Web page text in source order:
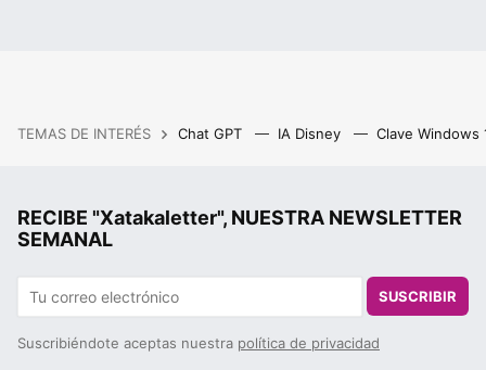
TEMAS DE INTERÉS Chat GPT IA Disney Clave Windows
RECIBE "Xatakaletter", NUESTRA NEWSLETTER
SEMANAL
SUSCRIBIR
Suscribiéndote aceptas nuestra política de privacidad